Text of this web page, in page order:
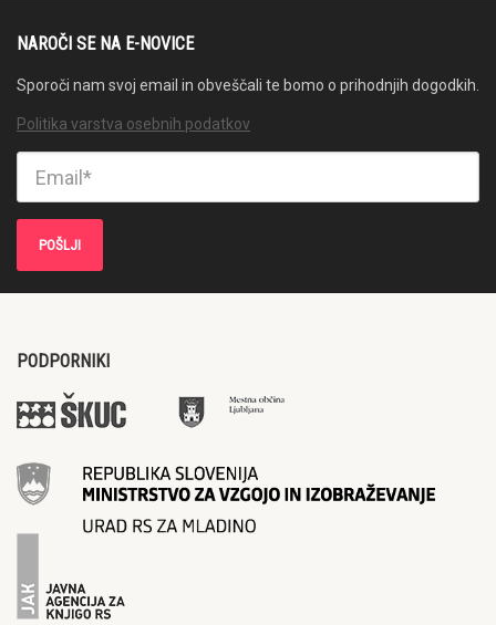
NAROČI SE NA E-NOVICE
Sporoči nam svoj email in obveščali te bomo o prihodnjih dogodkih.
Politika varstva osebnih podatkov
PODPORNIKI